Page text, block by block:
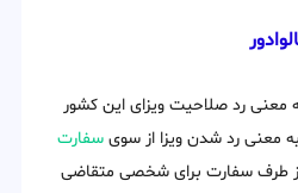
به معنی رد صلاحیت ویزای این کشور
به معنی رد شدن ویزا از سوی سفارت
طرف سفارت برای شخصی متقاضی